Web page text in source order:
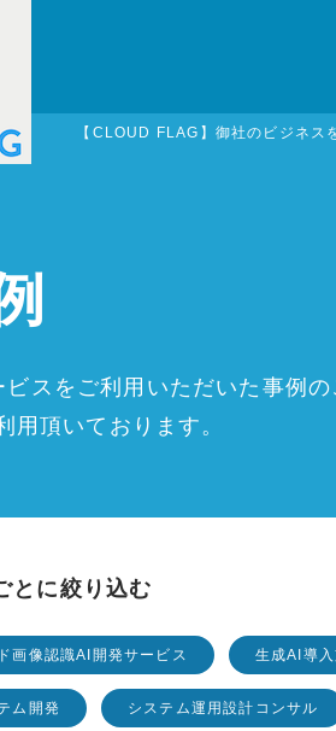
【CLOUD FLAG】御社のビジネス
スをご利用いただいた事例の
用頂いております。
とに絞り込む
画像認識AI開発サービス 生成AI導入
ム開発 システム運用設計コンサル